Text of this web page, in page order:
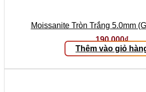
Moissanite Tròn Trắng 5.0mm
190.000₫
Thêm vào giỏ